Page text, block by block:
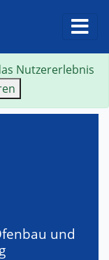
und
Nutzererlebnis